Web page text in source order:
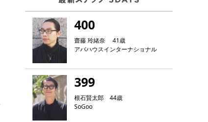
400
齋藤 玲緒奈 41歳
アバハウスインターナショナル
399
根石賢太郎 44歳
SoGoo